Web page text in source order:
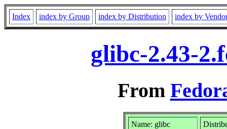
Index index by Group index by Distribution index by
glibc-2.43-
From
Name: glibc